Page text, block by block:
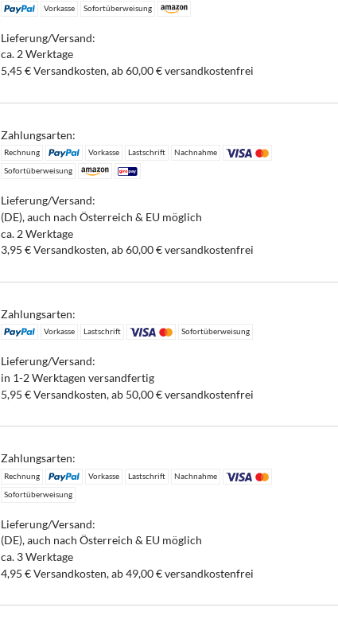
Vorkasse Sofortüberweisung
Lieferung/Versand:
ca. 2 Werktage
5,45 € Versandkosten, ab 60,00 € versandkostenfrei
Zahlungsarten:
Rechnung Vorkasse Lastschrift
Nachnahme
Sofortüberweisung
Lieferung/Versand:
(DE), auch nach Österreich & EU möglich
ca. 2 Werktage
3,95 € Versandkosten, ab 60,00 € versandkostenfrei
Zahlungsarten:
Vorkasse Lastschrift Sofortüberweisung
Lieferung/Versand:
in 1-2 Werktagen versandfertig
5,95 € Versandkosten, ab 50,00 € versandkostenfrei
Zahlungsarten:
Rechnung Vorkasse Lastschrift
Nachnahme
Sofortüberweisung
Lieferung/Versand:
(DE), auch nach Österreich & EU möglich
ca. 3 Werktage
4,95 € Versandkosten, ab 49,00 € versandkostenfrei